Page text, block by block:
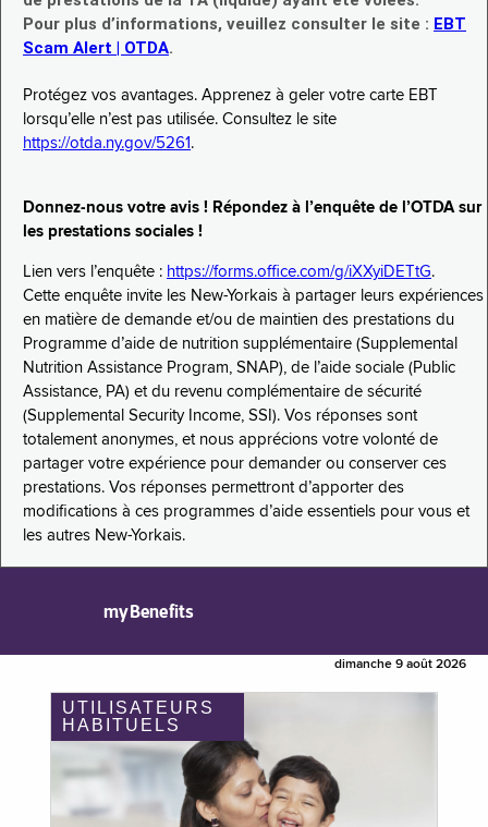
Pour plus d’informations, veuillez consulter le site : EBT
Scam Alert | OTDA.
Protégez vos avantages. Apprenez à geler votre carte EBT
lorsqu’elle n’est pas utilisée. Consultez le site
https://otda.ny.gov/5261 .
Donnez-nous votre avis ! Répondez à l’enquête de l’OTDA sur
les prestations sociales !
Lien vers l’enquête : https://forms.office.com/g/iXXyiDETtG.
Cette enquête invite les New-Yorkais à partager leurs expériences
en matière de demande et/ou de maintien des prestations du
Programme d’aide de nutrition supplémentaire (Supplemental
Nutrition Assistance Program, SNAP), de l’aide sociale (Public
Assistance, PA) et du revenu complémentaire de sécurité
(Supplemental Security Income, SSI). Vos réponses sont
totalement anonymes, et nous apprécions votre volonté de
partager votre expérience pour demander ou conserver ces
prestations. Vos réponses permettront d’apporter des
modifications à ces programmes d’aide essentiels pour vous et
les autres New-Yorkais.
myBenefits
dimanche 9 août 2026
UTILISATEURS
HABITUELS